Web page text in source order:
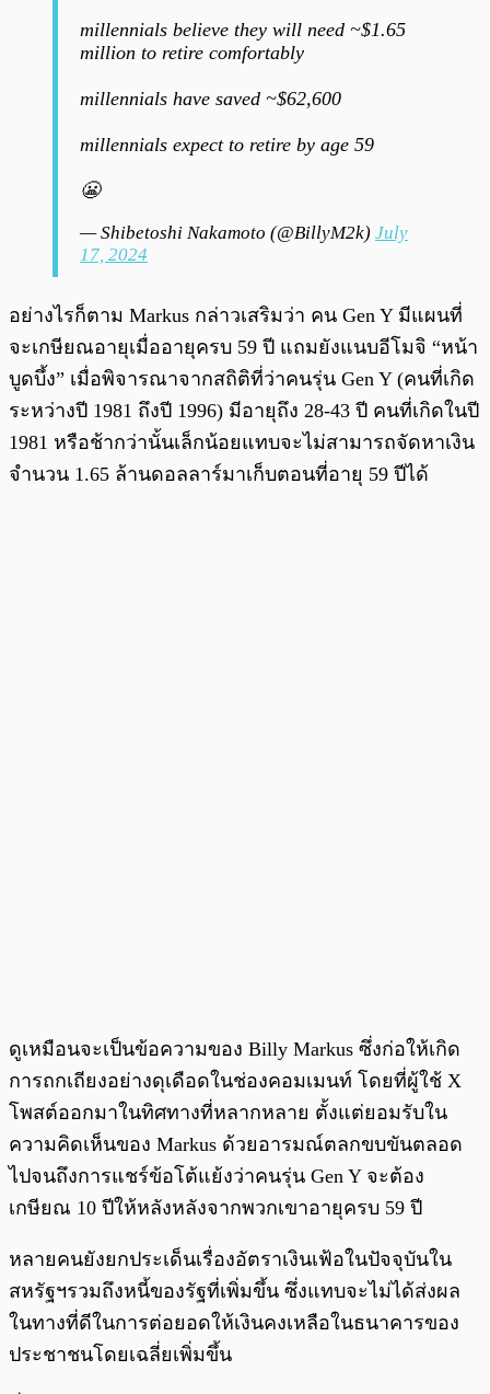
millennials believe they will need ~$1.65
million to retire comfortably
millennials have saved ~$62,600
millennials expect to retire by age 59
😬
— Shibetoshi Nakamoto (@BillyM2k) July
17, 2024
อย่างไรก็ตาม Markus กล่าวเสริมว่า คน Gen Y มีแผนที่
จะเกษียณอายุเมื่ออายุครบ 59 ปี แถมยังแนบอีโมจิ “หน้า
บูดบึ้ง” เมื่อพิจารณาจากสถิติที่ว่าคนรุ่น Gen Y (คนที่เกิด
ระหว่างปี 1981 ถึงปี 1996) มีอายุถึง 28-43 ปี คนที่เกิดในปี
1981 หรือช้ากว่านั้นเล็กน้อยแทบจะไม่สามารถจัดหาเงิน
จำนวน 1.65 ล้านดอลลาร์มาเก็บตอนที่อายุ 59 ปีได้
ดูเหมือนจะเป็นข้อความของ Billy Markus ซึ่งก่อให้เกิด
การถกเถียงอย่างดุเดือดในช่องคอมเมนท์ โดยที่ผู้ใช้ X
โพสต์ออกมาในทิศทางที่หลากหลาย ตั้งแต่ยอมรับใน
ความคิดเห็นของ Markus ด้วยอารมณ์ตลกขบขันตลอด
ไปจนถึงการแชร์ข้อโต้แย้งว่าคนรุ่น Gen Y จะต้อง
เกษียณ 10 ปีให้หลังหลังจากพวกเขาอายุครบ 59 ปี
หลายคนยังยกประเด็นเรื่องอัตราเงินเฟ้อในปัจจุบันใน
สหรัฐฯรวมถึงหนี้ของรัฐที่เพิ่มขึ้น ซึ่งแทบจะไม่ได้ส่งผล
ในทางที่ดีในการต่อยอดให้เงินคงเหลือในธนาคารของ
ประชาชนโดยเฉลี่ยเพิ่มขึ้น